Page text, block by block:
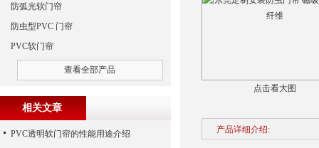
点击看大图
产品详细介绍:
防弧光软门帘
防虫型PVC 门帘
PVC软门帘
查看全部产品
相关文章
PVC透明软门帘的性能用途介绍